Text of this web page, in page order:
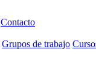
Contacto
Grupos de trabajo